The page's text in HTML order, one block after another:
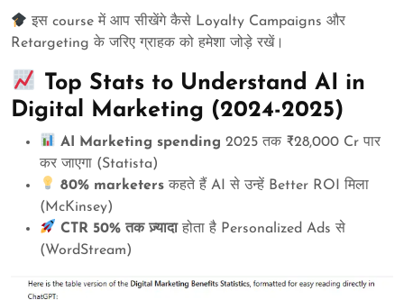
इस course में आप सीखेंगे कैसे Loyalty Campaigns और
Retargeting के जरिए ग्राहक को हमेशा जोड़े रखें।
Top Stats to Understand AI in
Digital Marketing (2024-2025)
AI Marketing spending 2025 तक ₹28,000 Cr पार
कर जाएगा (Statista)
80% marketers कहते हैं AI से उन्हें Better ROI मिला
(McKinsey)
CTR 50% तक ज़्यादाहोता है Personalized Ads से
(WordStream)